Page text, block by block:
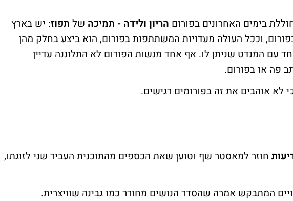
בימים האחרונים בפורום הריון ולידה - תמיכה של תפוז: יש בארץ
וככל העולה מעדויות המשתתפות בפורום, הוא ביצע בחלק מהן
עם המנדט שניתן לו. אף אחד מנשות הפורום לא התלוננה עדיין
פה או בפורום.
לא אוהבים את זה בפורומים רגישים.
חוזר למאסטר שף וטוען שאת הכספים מהתוכנית העביר שני לזוגתו,
המתבקש אמרה שהסדר הנושים מחורר כמו גבינה שוויצרית.